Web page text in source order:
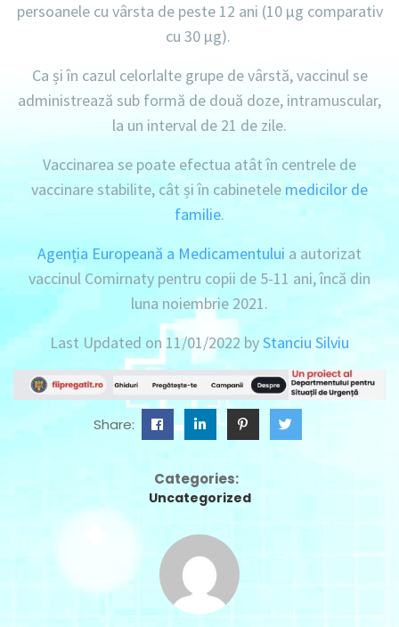
persoanele cu vârsta de peste 12 ani (10 µg comparativ
cu 30 µg).
Ca și în cazul celorlalte grupe de vârstă, vaccinul se
administrează sub formă de două doze, intramuscular,
la un interval de 21 de zile.
Vaccinarea se poate efectua atât în centrele de
vaccinare stabilite, cât și în cabinetele medicilor de
familie.
Agenția Europeană a Medicamentului a autorizat
vaccinul Comirnaty pentru copii de 5-11 ani, încă din
luna noiembrie 2021.
Last Updated on 11/01/2022 byStanciu Silviu
Share:
Categories:
Uncategorized